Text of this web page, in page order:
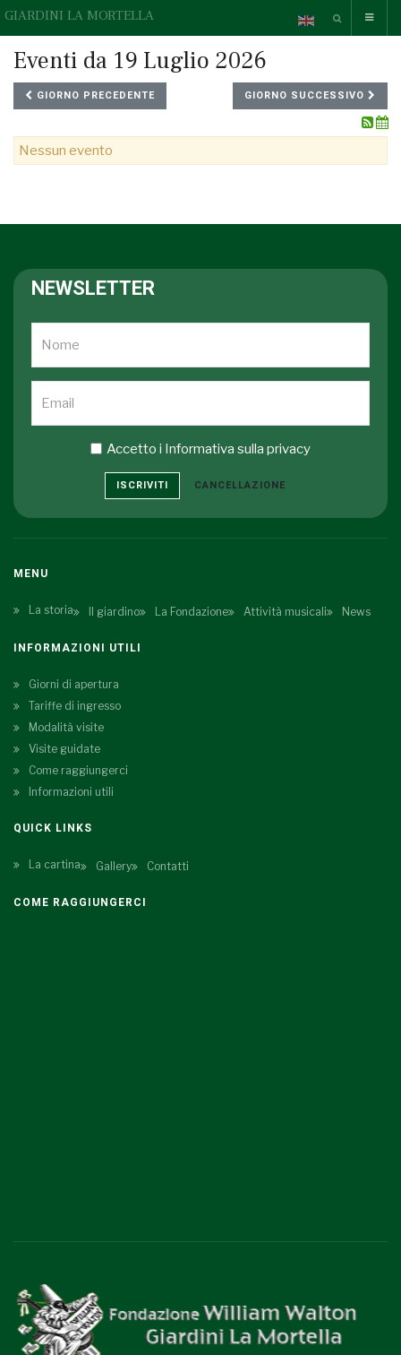
GIARDINI LA MORTELLA
Eventi da 19 Luglio 2026
GIORNO PRECEDENTE GIORNO SUCCESSIVO
Nessun evento
NEWSLETTER
Accetto i Informativa sulla privacy
ISCRIVITI CANCELLAZIONE
MENU
La storia Il giardino La Fondazione Attività musicali News
INFORMAZIONI UTILI
Giorni di apertura
Tariffe di ingresso
Modalità visite
Visite guidate
Come raggiungerci
Informazioni utili
QUICK LINKS
La cartina Gallery Contatti
COME RAGGIUNGERCI